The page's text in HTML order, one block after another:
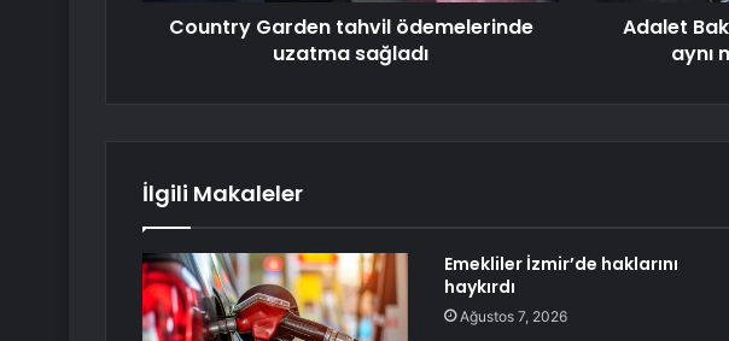
Country Garden tahvil ödemelerinde
uzatma sağladı
Adalet
aynı
İlgili Makaleler
Emekliler İzmir’de haklarını
haykırdı
Ağustos 7, 2026